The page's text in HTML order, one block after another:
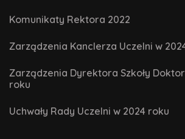
Komunikaty Rektora 2022
Zarządzenia Kanclerza Uczelni w
Zarządzenia Dyrektora Szkoły
roku
Uchwały Rady Uczelni w 2024 roku